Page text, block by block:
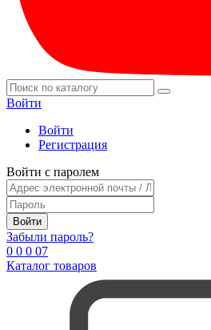
Войти
Войти
Регистрация
Войти с паролем
Войти
Забыли пароль?
0 0 0 07
Каталог товаров